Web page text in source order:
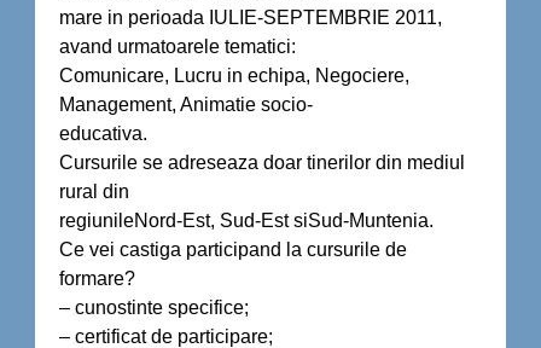
mare in perioada IULIE-SEPTEMBRIE 2011,
avand urmatoarele tematici:
Comunicare, Lucru in echipa, Negociere,
Management, Animatie socio-
educativa.
Cursurile se adreseaza doar tinerilor din mediul
rural din
regiunileNord-Est, Sud-Est siSud-Muntenia.
Ce vei castiga participand la cursurile de
formare?
– cunostinte specifice;
– certificat de participare;